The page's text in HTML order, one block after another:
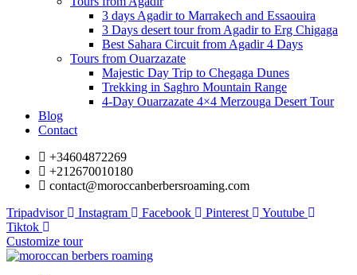
3 days Agadir to Marrakech and Essaouira
3 Days desert tour from Agadir to Erg Chigaga
Best Sahara Circuit from Agadir 4 Days
Tours from Ouarzazate
Majestic Day Trip to Chegaga Dunes
Trekking in Saghro Mountain Range
4-Day Ouarzazate 4×4 Merzouga Desert Tour
Blog
Contact
+34604872269
+212670010180
contact@moroccanberbersroaming.com
Tripadvisor
Instagram Facebook Pinterest
Youtube
Tiktok
Customize tour